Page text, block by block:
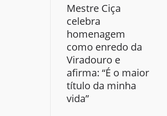
Mestre Ciça
celebra
homenagem
como enredo da
Viradouro e
afirma: “É o maior
título da minha
vida”